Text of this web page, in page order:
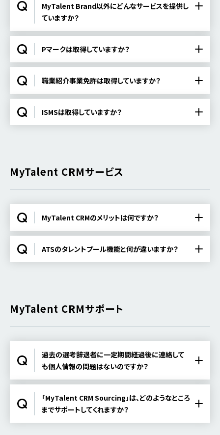
MyTalent Brand以外にどんなサービスを提供し
ていますか？
Pマークは取得していますか？
職業紹介事業免許は取得していますか？
ISMSは取得していますか？
MyTalent CRMサービス
MyTalent CRMのメリットは何ですか？
ATSのタレントプール機能と何が違いますか？
MyTalent CRMサポート
過去の選考辞退者に一定期間経過後に連絡して
も個人情報の問題はないのですか？
「MyTalent CRM Sourcing」は、どのようなところ
までサポートしてくれますか？